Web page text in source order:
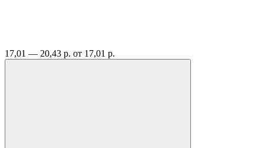
17,01 — 20,43 р. от 17,01 р.